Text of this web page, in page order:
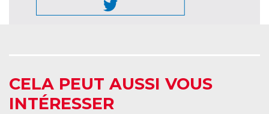
CELA PEUT AUSSI VOUS
INTÉRESSER